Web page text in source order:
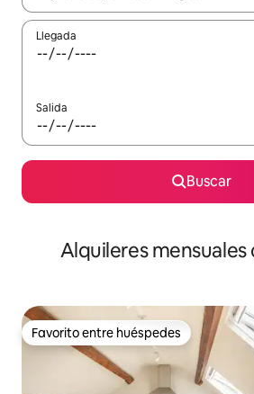
Llegada
Salida
Buscar
Alquileres mensuales
Favorito entre huéspedes
Favorito entre huéspedes